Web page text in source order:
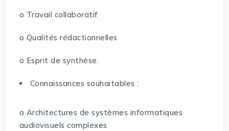
o Travail collaboratif
o Qualités rédactionnelles
o Esprit de synthèse.
Connaissances souhaitables :
o Architectures de systèmes informatiques
audiovisuels complexes